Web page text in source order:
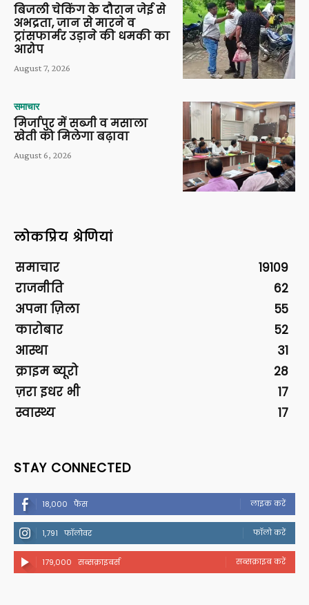
बिजली चेकिंग के दौरान जेई से
अभद्रता, जान से मारने व
ट्रांसफार्मर उड़ाने की धमकी का
आरोप
August 7, 2026
समाचार
मिर्जापुर में सब्जी व मसाला
खेती को मिलेगा बढ़ावा
August 6, 2026
लोकप्रिय श्रेणियां
समाचार
19109
राजनीति
62
अपना ज़िला
55
कारोबार
52
आस्था
31
क्राइम ब्यूरो
28
ज़रा इधर भी
17
स्वास्थ्य
17
STAY CONNECTED
18,000 फैंस लाइक करें
1,791 फॉलोवर फॉलो करें
179,000 सब्सक्राइबर्स सब्सक्राइब करें